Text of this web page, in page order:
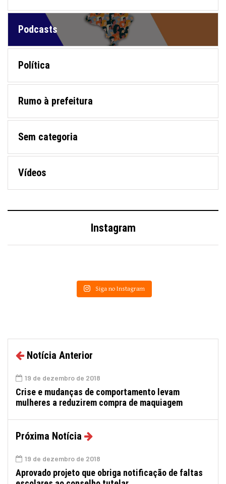
Podcasts
Política
Rumo à prefeitura
Sem categoria
Vídeos
Instagram
Siga no Instagram
Notícia Anterior
19 de dezembro de 2018
Crise e mudanças de comportamento levam
mulheres a reduzirem compra de maquiagem
Próxima Notícia
19 de dezembro de 2018
Aprovado projeto que obriga notificação de faltas